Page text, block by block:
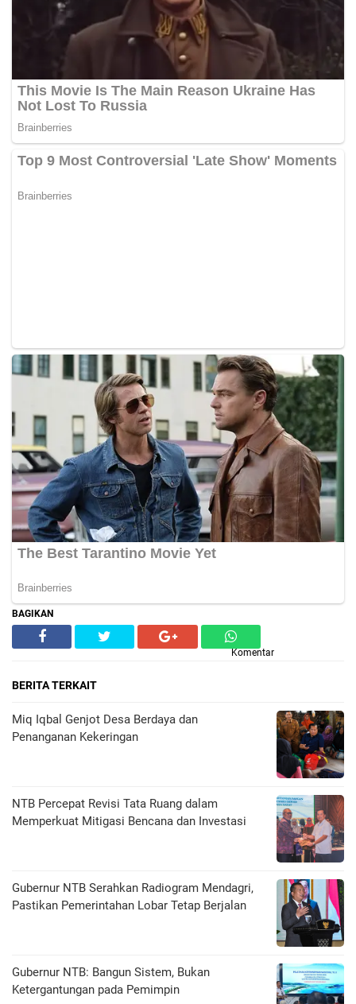
BAGIKAN
Komentar
BERITA TERKAIT
Miq Iqbal Genjot Desa Berdaya dan
Penanganan Kekeringan
NTB Percepat Revisi Tata Ruang dalam
Memperkuat Mitigasi Bencana dan Investasi
Gubernur NTB Serahkan Radiogram Mendagri,
Pastikan Pemerintahan Lobar Tetap Berjalan
Gubernur NTB: Bangun Sistem, Bukan
Ketergantungan pada Pemimpin